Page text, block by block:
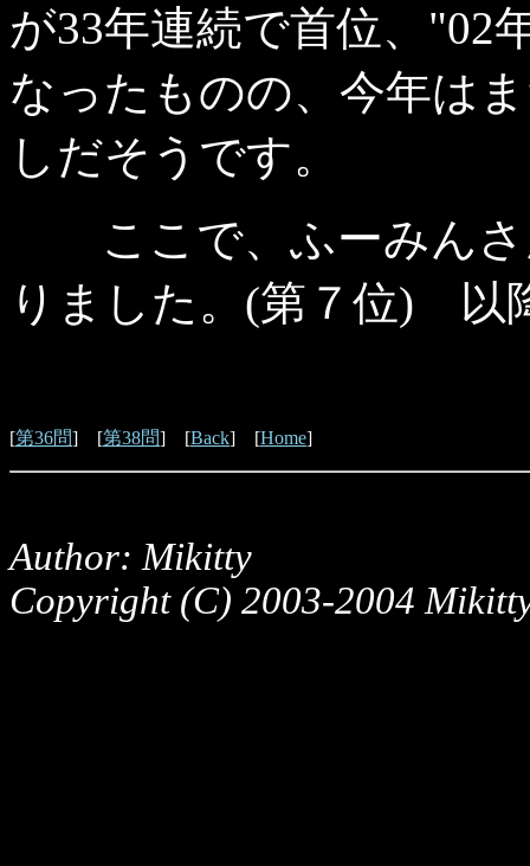
が33年連続で首位、"02
なったものの、今年は
しだそうです。
ここで、ふーみんさ
りました。(第７位) 以
[第36問] [第38問] [Back] [Home]
Author: Mikitty
Copyright (C) 2003-2004